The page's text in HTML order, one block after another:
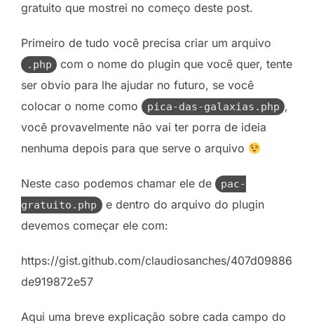
gratuito que mostrei no começo deste post.
Primeiro de tudo você precisa criar um arquivo
.php
com o nome do plugin que você quer, tente
ser obvio para lhe ajudar no futuro, se você
colocar o nome como
pica-das-galaxias.php ,
você provavelmente não vai ter porra de ideia
nenhuma depois para que serve o arquivo
Neste caso podemos chamar ele de
pac-
gratuito.php e dentro do arquivo do plugin
devemos começar ele com:
https://gist.github.com/claudiosanches/407d09886
de919872e57
Aqui uma breve explicação sobre cada campo do